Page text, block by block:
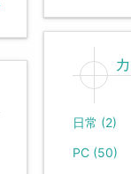
日常 (2)
PC (50)